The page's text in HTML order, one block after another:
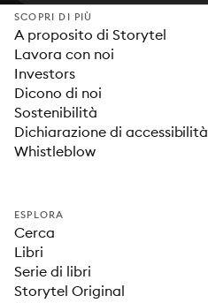
SCOPRI DI PIÙ
A proposito di Storytel
Lavora con noi
Investors
Dicono di noi
Sostenibilità
Dichiarazione di accessibilità
Whistleblow
ESPLORA
Cerca
Libri
Serie di libri
Storytel Original